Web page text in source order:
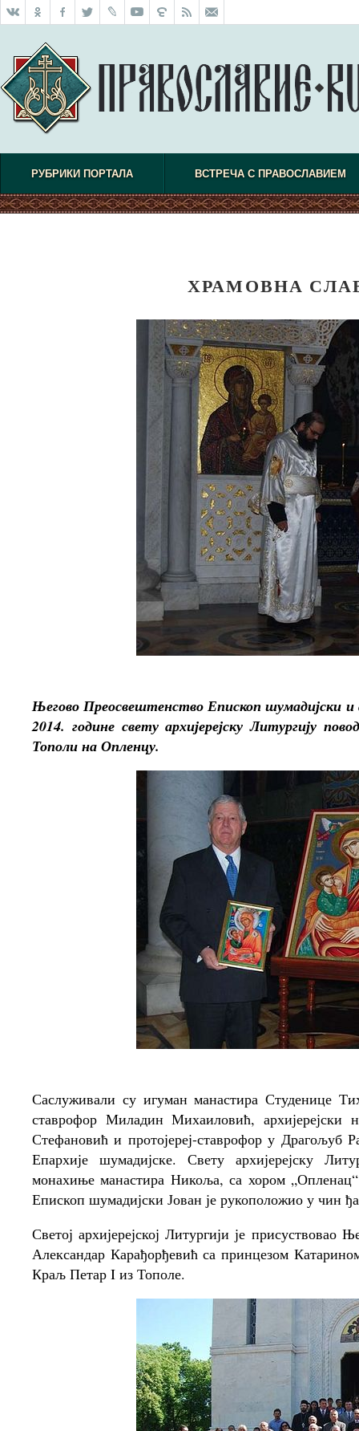
РУБРИКИ ПОРТАЛА ВСТРЕЧА С ПРАВОСЛАВИЕМ
ХРАМОВНА
Његово Преосвештенство Епископ шумадијски
2014. године свету архијерејску Литургију
Тополи на Опленцу.
Саслуживали су игуман манастира Студенице
ставрофор Миладин Михаиловић, архијерејски
Стефановић и протојереј-ставрофор у Драгољуб
Епархије шумадијске. Свету архијерејску
монахиње манастира Никоља, са хором
Епископ шумадијски Јован је рукоположио у чин
Светој архијерејској Литургији је
Александар Карађорђевић са принцезом
Краљ Петар I из Тополе.